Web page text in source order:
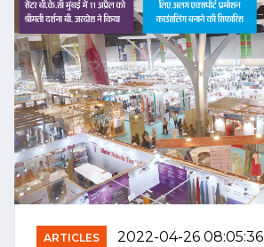
ARTICLES
2022-04-26 08:05:36